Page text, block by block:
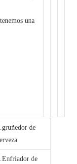
una
de
de